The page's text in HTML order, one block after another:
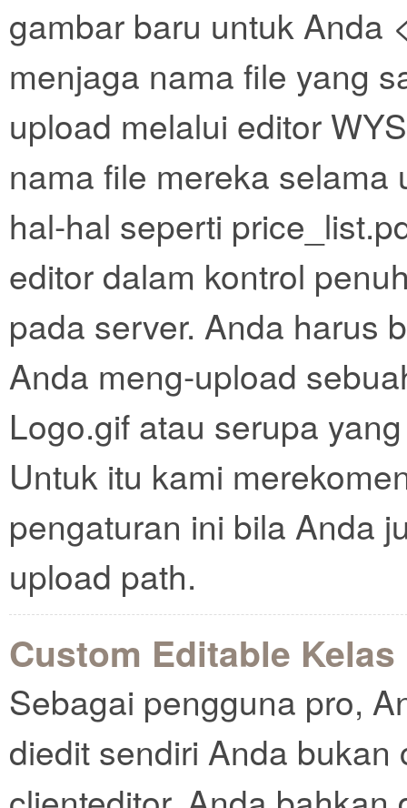
gambar baru untuk Anda
menjaga nama file yang
upload melalui editor
nama file mereka
hal-hal seperti
editor dalam kontrol
pada server. Anda harus
Anda meng-upload
Logo.gif atau serupa
Untuk itu kami
pengaturan ini bila Anda
upload path.
Custom Editable Kelas
Sebagai pengguna pro,
diedit sendiri Anda